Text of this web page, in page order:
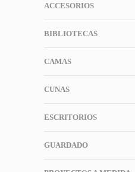
ACCESORIOS
BIBLIOTECAS
CAMAS
CUNAS
ESCRITORIOS
GUARDADO